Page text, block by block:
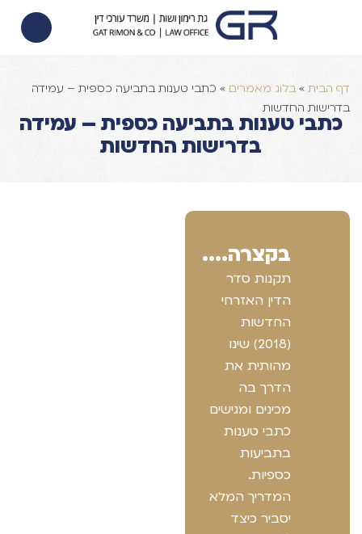
דף הבית »בלוג מאמרים » כתבי טענות בתביעה כספית – עמידה
בדרישות החדשות
כתבי טענות בתביעה כספית – עמידה
בדרישות החדשות
בקצרה....
תקנות סדר
הדין האזרחי
החדשות
(2018) שינו
מהותית את
הדרך בה
מכינים ומגישים
כתבי טענות
בתביעות
כספיות.
המדריך המלא
יסביר כיצד